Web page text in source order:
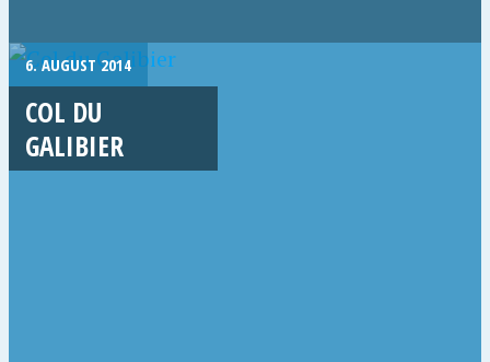
6. AUGUST 2014
COL DU
GALIBIER